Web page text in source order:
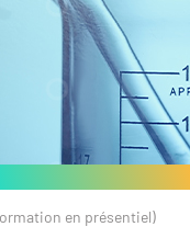
en présentiel)